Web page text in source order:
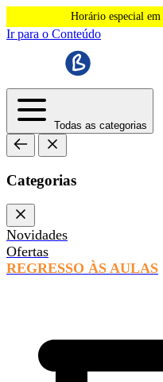
Horário especial em
Ir para o Conteúdo
Todas as categorias
Categorias
Novidades
Ofertas
REGRESSO ÀS AULAS